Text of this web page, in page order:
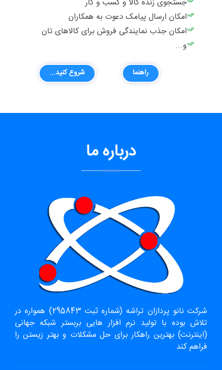
جستجوی زنده کالا و کسب و کار
امکان ارسال پیامک دعوت به همکاران
امکان جذب نمایندگی فروش برای کالاهای تان
و...
راهنما شروع کنید...
درباره ما
شرکت نانو پردازان تراشه (شماره ثبت 295843) همواره در
تلاش بوده با تولید نرم افزار هایی بربستر شبکه جهانی
(اینترنت) بهترین راهکار برای حل مشکلات و بهتر زیستن را
فراهم کند